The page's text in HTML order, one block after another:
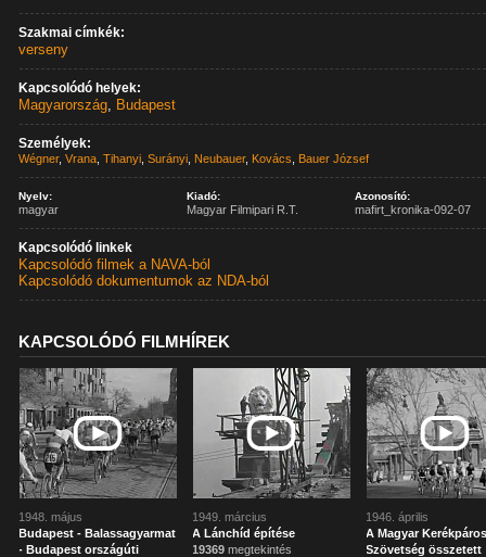
Szakmai címkék:
verseny
Kapcsolódó helyek:
Magyarország, Budapest
Személyek:
Wégner,Vrana ,Tihanyi ,Surányi Neubauer, Kovács Bauer József
Nyelv:
magyar
Kiadó:
Magyar Filmipari R.T.
Azonosító:
mafirt_kronika-092-07
Kapcsolódó linkek
Kapcsolódó filmek a NAVA-ból
Kapcsolódó dokumentumok az NDA-ból
KAPCSOLÓDÓ FILMHÍREK
1948. május
Budapest - Balassagyarmat
- Budapest országúti
1949. március
A Lánchíd építése
19369 megtekintés
1946. április
A Magyar
Szövetség összetett